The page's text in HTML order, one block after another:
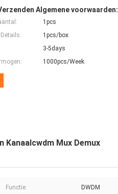
Algemene voorwaarden:
1pcs
1pcs/box
3-5days
1000pcs/Week
Kanaalcwdm Mux Demux
Functie: DWDM